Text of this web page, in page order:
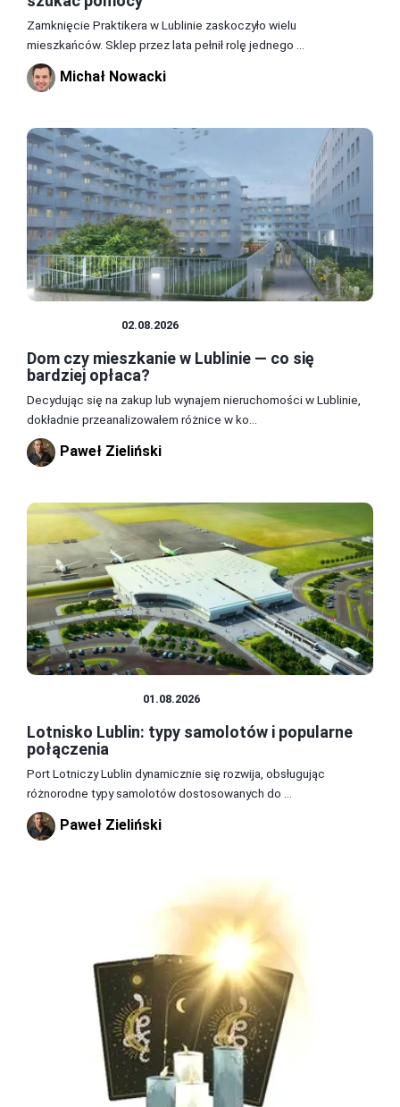
Zamknięcie Praktikera w Lublinie zaskoczyło wielu
mieszkańców. Sklep przez lata pełnił rolę jednego ...
Michał Nowacki
02.08.2026
Dom czy mieszkanie w Lublinie — co się
bardziej opłaca?
Decydując się na zakup lub wynajem nieruchomości w Lublinie,
dokładnie przeanalizowałem różnice w ko...
Paweł Zieliński
01.08.2026
Lotnisko Lublin: typy samolotów i popularne
połączenia
Port Lotniczy Lublin dynamicznie się rozwija, obsługując
różnorodne typy samolotów dostosowanych do ...
Paweł Zieliński